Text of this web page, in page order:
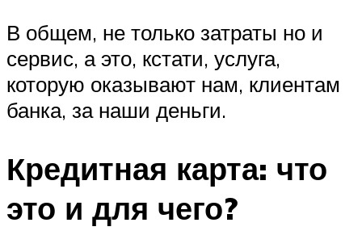
В общем, не только затраты но и
сервис, а это, кстати, услуга,
которую оказывают нам, клиентам
банка, за наши деньги.
Кредитная карта: что
это и для чего?